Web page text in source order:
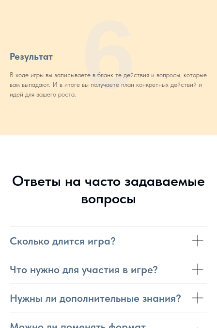
Результат
В ходе игры вы записываете в бланк те действия и вопросы, которые
вам выпадают. И в итоге вы получаете план конкретных действий и
идей для вашего роста.
6
Ответы на часто задаваемые
вопросы
Сколько длится игра?
Что нужно для участия в игре?
Нужны ли дополнительные знания?